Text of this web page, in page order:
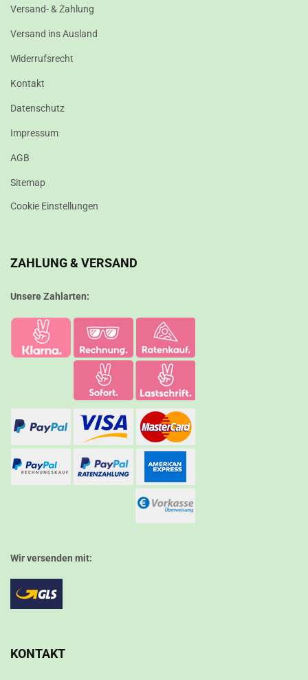
Versand- & Zahlung
Versand ins Ausland
Widerrufsrecht
Kontakt
Datenschutz
Impressum
AGB
Sitemap
Cookie Einstellungen
ZAHLUNG & VERSAND
Unsere Zahlarten:
Wir versenden mit:
KONTAKT